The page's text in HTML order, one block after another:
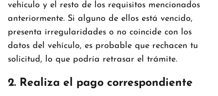
vehículo y el resto de los requisitos mencionados
anteriormente. Si alguno de ellos está vencido,
presenta irregularidades o no coincide con los
datos del vehículo, es probable que rechacen tu
solicitud, lo que podría retrasar el trámite.
2. Realiza el pago correspondiente